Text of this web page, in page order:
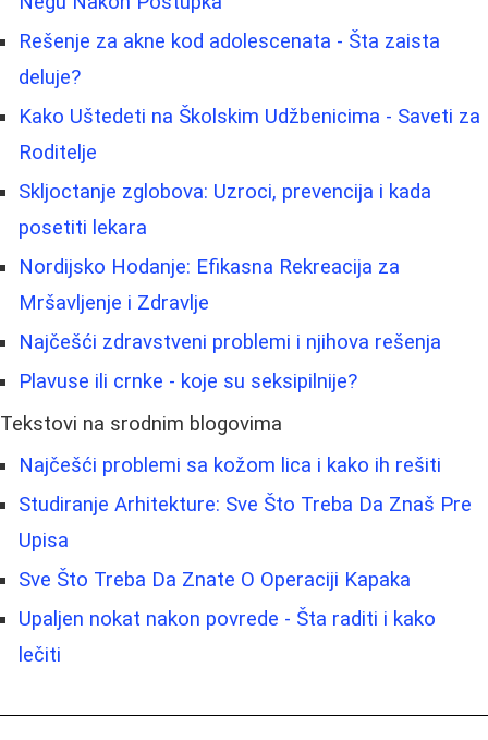
Rešenje za akne kod adolescenata - Šta zaista
deluje?
Kako Uštedeti na Školskim Udžbenicima - Saveti za
Roditelje
Skljoctanje zglobova: Uzroci, prevencija i kada
posetiti lekara
Nordijsko Hodanje: Efikasna Rekreacija za
Mršavljenje i Zdravlje
Najčešći zdravstveni problemi i njihova rešenja
Plavuse ili crnke - koje su seksipilnije?
Tekstovi na srodnim blogovima
Najčešći problemi sa kožom lica i kako ih rešiti
Studiranje Arhitekture: Sve Što Treba Da Znaš Pre
Upisa
Sve Što Treba Da Znate O Operaciji Kapaka
Upaljen nokat nakon povrede - Šta raditi i kako
lečiti